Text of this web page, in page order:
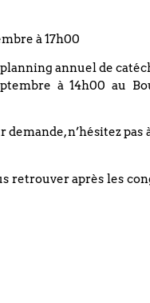
à 17h00
planning annuel de
à 14h00 au
n’hésitez pas
retrouver après les